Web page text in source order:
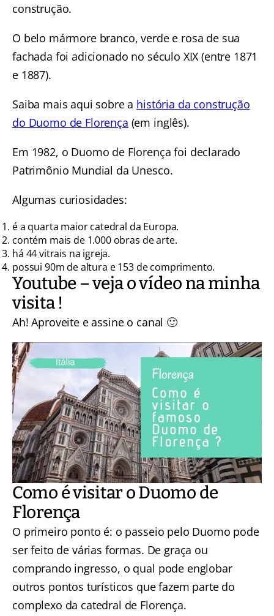
construção.
O belo mármore branco, verde e rosa de sua
fachada foi adicionado no século XIX (entre 1871
e 1887).
Saiba mais aqui sobre a história da construção
do Duomo de Florença (em inglês).
Em 1982, o Duomo de Florença foi declarado
Patrimônio Mundial da Unesco.
Algumas curiosidades:
é a quarta maior catedral da Europa.
contém mais de 1.000 obras de arte.
há 44 vitrais na igreja.
possui 90m de altura e 153 de comprimento.
Youtube – veja o vídeo na minha
visita !
Ah! Aproveite e assine o canal 🙂
Como é visitar o Duomo de
Florença
O primeiro ponto é: o passeio pelo Duomo pode
ser feito de várias formas. De graça ou
comprando ingresso, o qual pode englobar
outros pontos turísticos que fazem parte do
complexo da catedral de Florença.